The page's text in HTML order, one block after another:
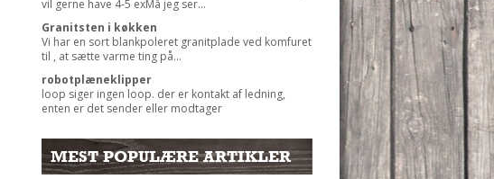
vil gerne have 4-5 exMå jeg ser...
Granitsten i køkken
Vi har en sort blankpoleret granitplade ved komfuret
til , at sætte varme ting på...
robotplæneklipper
loop siger ingen loop. der er kontakt af ledning,
enten er det sender eller modtager
MEST POPULÆRE ARTIKLER